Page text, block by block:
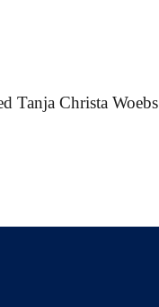
Tanja Christa Woebs